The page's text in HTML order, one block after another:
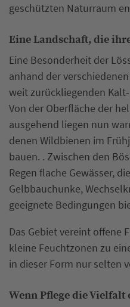
geschützten Naturraum
Eine Landschaft, die
Eine Besonderheit der
anhand der
weit zurückliegenden
Von der Oberfläche der
ausgehend liegen nun
denen Wildbienen im
bauen. . Zwischen den
Regen flache Gewässer,
Gelbbauchunke,
geeignete Bedingungen
Das Gebiet vereint offene
kleine Feuchtzonen zu
in dieser Form nur selten
Wenn Pflege die Vielfalt